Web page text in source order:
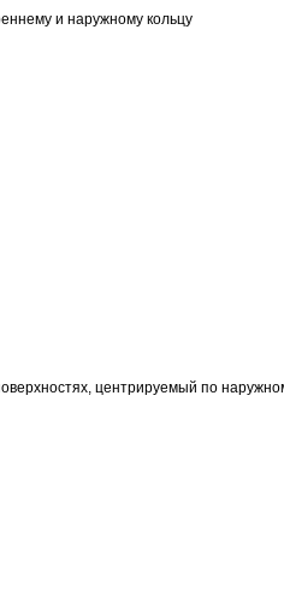
и наружному кольцу
центрируемый по